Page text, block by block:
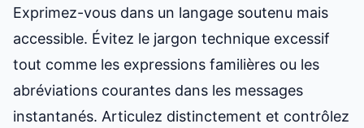
Exprimez-vous dans un langage soutenu mais
accessible. Évitez le jargon technique excessif
tout comme les expressions familières ou les
abréviations courantes dans les messages
instantanés. Articulez distinctement et contrôlez